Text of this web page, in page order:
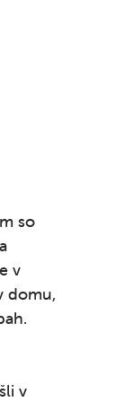
so
v
domu,
v